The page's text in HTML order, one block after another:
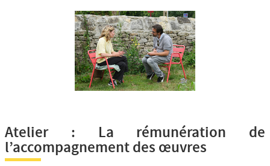
Atelier : La rémunération de
l’accompagnement des œuvres